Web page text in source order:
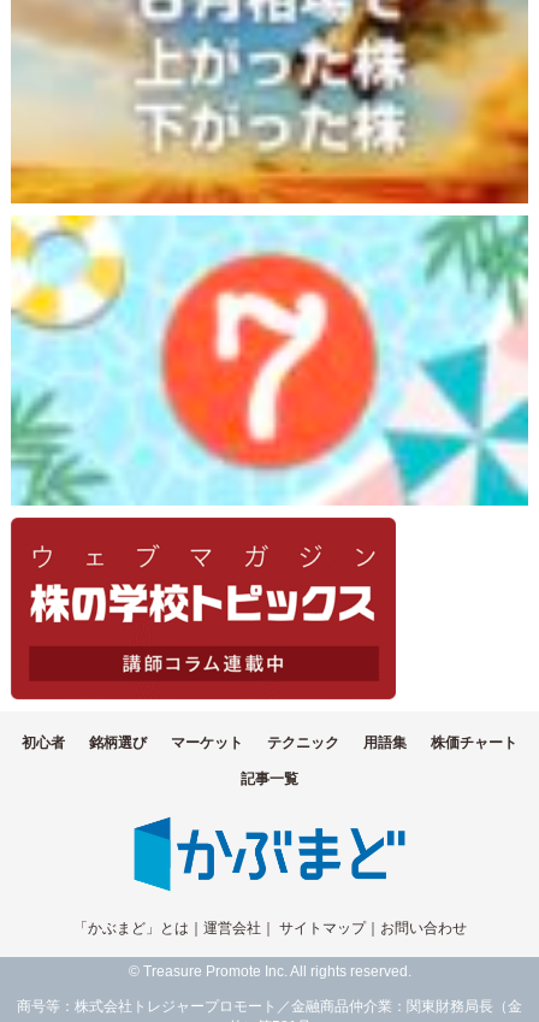
初心者 銘柄選び マーケット テクニック 用語集 株価チャート
記事一覧
「かぶまど」とは ｜ 運営会社 ｜ サイトマップ｜ お問い合わせ
© Treasure Promote Inc. All rights reserved.
商号等：株式会社トレジャープロモート／金融商品仲介業：関東財務局長（金